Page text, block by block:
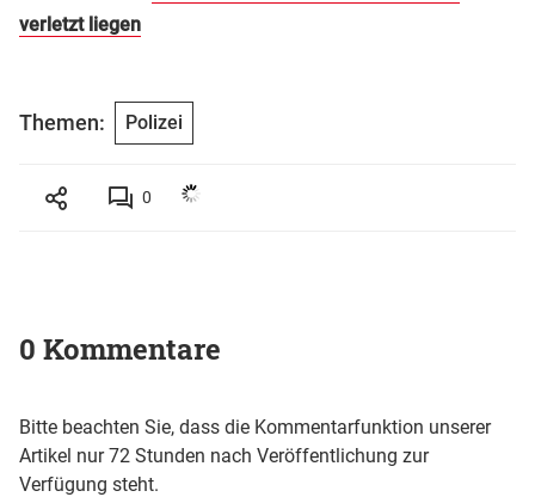
verletzt liegen
Themen: Polizei
0
0 Kommentare
Bitte beachten Sie, dass die Kommentarfunktion unserer
Artikel nur 72 Stunden nach Veröffentlichung zur
Verfügung steht.